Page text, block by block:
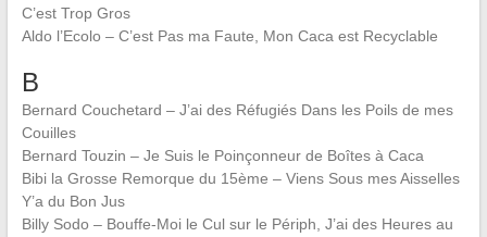
C’est Trop Gros
Aldo l’Ecolo – C’est Pas ma Faute, Mon Caca est Recyclable
B
Bernard Couchetard – J’ai des Réfugiés Dans les Poils de mes
Couilles
Bernard Touzin – Je Suis le Poinçonneur de Boîtes à Caca
Bibi la Grosse Remorque du 15ème – Viens Sous mes Aisselles
Y’a du Bon Jus
Billy Sodo – Bouffe-Moi le Cul sur le Périph, J’ai des Heures au